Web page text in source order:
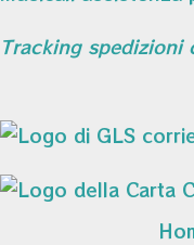
Tracking spedizioni